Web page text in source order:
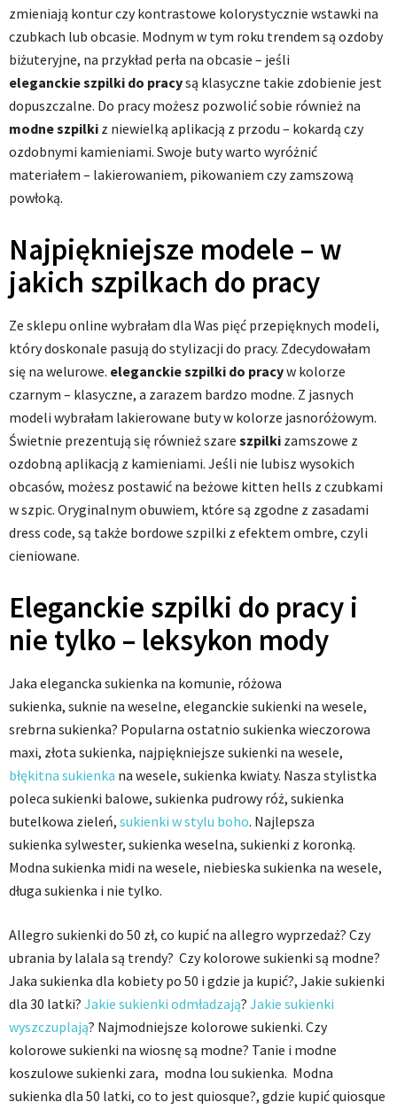
zmieniają kontur czy kontrastowe kolorystycznie wstawki na
czubkach lub obcasie. Modnym w tym roku trendem są ozdoby
biżuteryjne, na przykład perła na obcasie – jeśli
eleganckie szpilki do pracysą klasyczne takie zdobienie jest
dopuszczalne. Do pracy możesz pozwolić sobie również na
modne szpilki z niewielką aplikacją z przodu – kokardą czy
ozdobnymi kamieniami. Swoje buty warto wyróżnić
materiałem – lakierowaniem, pikowaniem czy zamszową
powłoką.
Najpiękniejsze modele – w
jakich szpilkach do pracy
Ze sklepu online wybrałam dla Was pięć przepięknych modeli,
który doskonale pasują do stylizacji do pracy. Zdecydowałam
się na welurowe. eleganckie szpilki do pracyw kolorze
czarnym – klasyczne, a zarazem bardzo modne. Z jasnych
modeli wybrałam lakierowane buty w kolorze jasnoróżowym.
Świetnie prezentują się również szare szpilki zamszowe z
ozdobną aplikacją z kamieniami. Jeśli nie lubisz wysokich
obcasów, możesz postawić na beżowe kitten hells z czubkami
w szpic. Oryginalnym obuwiem, które są zgodne z zasadami
dress code, są także bordowe szpilki z efektem ombre, czyli
cieniowane.
Eleganckie szpilki do pracy i
nie tylko – leksykon mody
Jaka elegancka sukienka na komunie, różowa
sukienka, suknie na weselne, eleganckie sukienki na wesele,
srebrna sukienka? Popularna ostatnio sukienka wieczorowa
maxi, złota sukienka, najpiękniejsze sukienki na wesele,
błękitna sukienka na wesele, sukienka kwiaty. Nasza stylistka
poleca sukienki balowe, sukienka pudrowy róż, sukienka
butelkowa zieleń, sukienki w stylu boho. Najlepsza
sukienka sylwester, sukienka weselna, sukienki z koronką.
Modna sukienka midi na wesele, niebieska sukienka na wesele,
długa sukienka i nie tylko.
Allegro sukienki do 50 zł, co kupić na allegro wyprzedaż? Czy
ubrania by lalala są trendy? Czy kolorowe sukienki są modne?
Jaka sukienka dla kobiety po 50 i gdzie ja kupić?, Jakie sukienki
dla 30 latki? Jakie sukienki odmładzają? Jakie sukienki
wyszczuplają? Najmodniejsze kolorowe sukienki. Czy
kolorowe sukienki na wiosnę są modne? Tanie i modne
koszulowe sukienki zara, modna lou sukienka. Modna
sukienka dla 50 latki, co to jest quiosque?, gdzie kupić quiosque